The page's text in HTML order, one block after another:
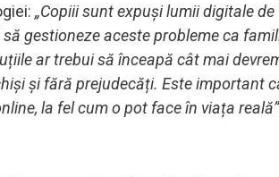
„Copiii sunt expuși lumii digitale
gestioneze aceste probleme ca
ar trebui să înceapă cât mai
și fără prejudecăți. Este important
la fel cum o pot face în viața reală”